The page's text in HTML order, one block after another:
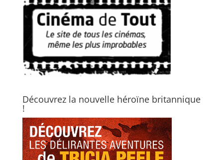
Découvrez la nouvelle héroïne britannique
!